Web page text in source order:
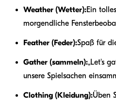
Weather (Wetter):Ein
morgendliche
Feather (Feder):Spaß für
Gather (sammeln):„Let's
unsere Spielsachen
Clothing (Kleidung):Üben